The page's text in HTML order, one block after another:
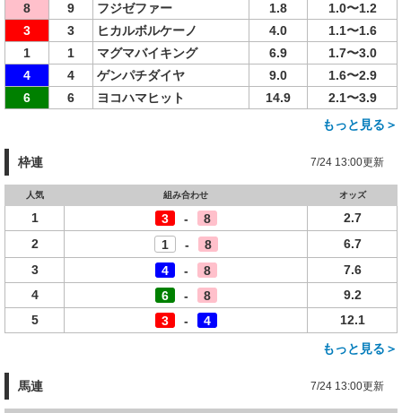
8 9 フジゼファー 1.8
1.0〜1.2
3
3 ヒカルボルケーノ 4.0
1.1〜1.6
1
1 マグマバイキング 6.9
1.7〜3.0
4
4 ゲンパチダイヤ 9.0
1.6〜2.9
6
6 ヨコハマヒット 14.9
2.1〜3.9
もっと見る＞
枠連 7/24 13:00更新
人気 組み合わせ オッズ
1 3 - 8
2.7
2
1 - 8
6.7
3
4 - 8
7.6
4
6 - 8
9.2
5
3 - 4
12.1
もっと見る＞
馬連 7/24 13:00更新